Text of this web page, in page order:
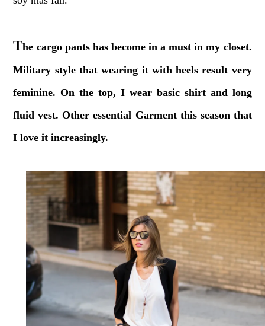
The cargo pants has become in a must in my closet.
Military style that wearing it with heels result very
feminine. On the top, I wear basic shirt and long
fluid vest. Other essential Garment this season that
I love it increasingly.